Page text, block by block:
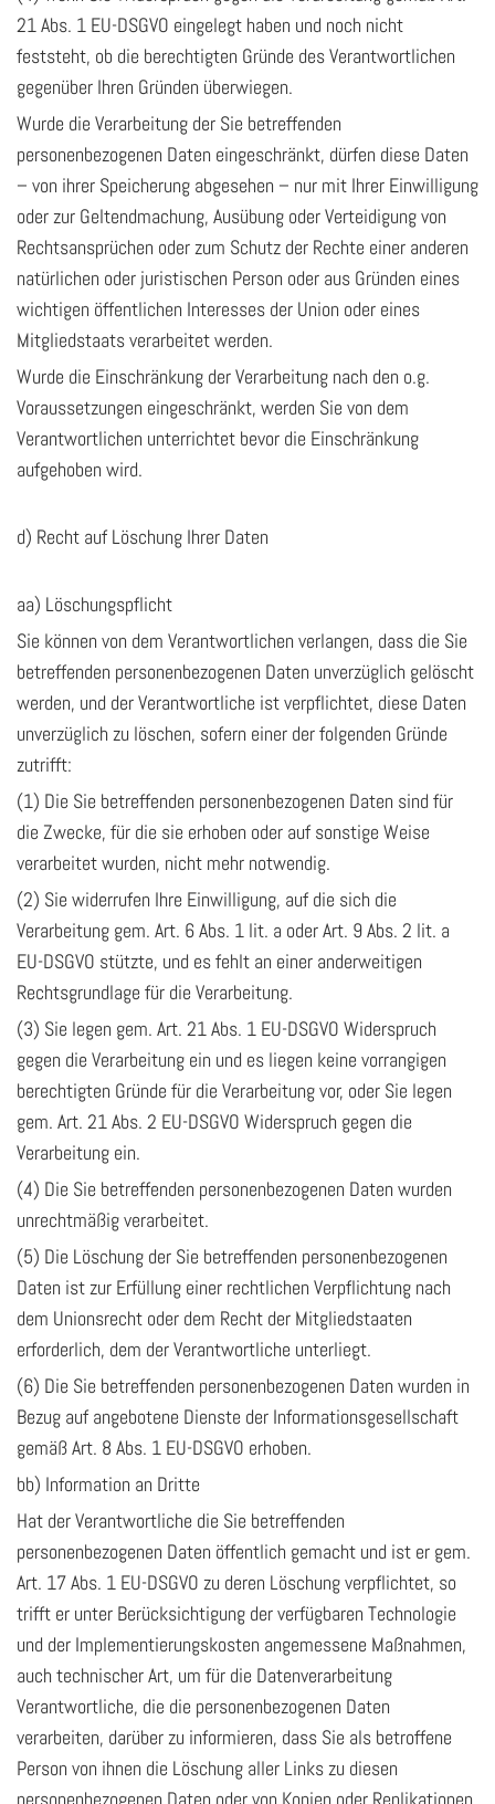
21 Abs. 1 EU-DSGVO eingelegt haben und noch nicht
feststeht, ob die berechtigten Gründe des Verantwortlichen
gegenüber Ihren Gründen überwiegen.
Wurde die Verarbeitung der Sie betreffenden
personenbezogenen Daten eingeschränkt, dürfen diese Daten
– von ihrer Speicherung abgesehen – nur mit Ihrer Einwilligung
oder zur Geltendmachung, Ausübung oder Verteidigung von
Rechtsansprüchen oder zum Schutz der Rechte einer anderen
natürlichen oder juristischen Person oder aus Gründen eines
wichtigen öffentlichen Interesses der Union oder eines
Mitgliedstaats verarbeitet werden.
Wurde die Einschränkung der Verarbeitung nach den o.g.
Voraussetzungen eingeschränkt, werden Sie von dem
Verantwortlichen unterrichtet bevor die Einschränkung
aufgehoben wird.
d) Recht auf Löschung Ihrer Daten
aa) Löschungspflicht
Sie können von dem Verantwortlichen verlangen, dass die Sie
betreffenden personenbezogenen Daten unverzüglich gelöscht
werden, und der Verantwortliche ist verpflichtet, diese Daten
unverzüglich zu löschen, sofern einer der folgenden Gründe
zutrifft:
(1) Die Sie betreffenden personenbezogenen Daten sind für
die Zwecke, für die sie erhoben oder auf sonstige Weise
verarbeitet wurden, nicht mehr notwendig.
(2) Sie widerrufen Ihre Einwilligung, auf die sich die
Verarbeitung gem. Art. 6 Abs. 1 lit. a oder Art. 9 Abs. 2 lit. a
EU-DSGVO stützte, und es fehlt an einer anderweitigen
Rechtsgrundlage für die Verarbeitung.
(3) Sie legen gem. Art. 21 Abs. 1 EU-DSGVO Widerspruch
gegen die Verarbeitung ein und es liegen keine vorrangigen
berechtigten Gründe für die Verarbeitung vor, oder Sie legen
gem. Art. 21 Abs. 2 EU-DSGVO Widerspruch gegen die
Verarbeitung ein.
(4) Die Sie betreffenden personenbezogenen Daten wurden
unrechtmäßig verarbeitet.
(5) Die Löschung der Sie betreffenden personenbezogenen
Daten ist zur Erfüllung einer rechtlichen Verpflichtung nach
dem Unionsrecht oder dem Recht der Mitgliedstaaten
erforderlich, dem der Verantwortliche unterliegt.
(6) Die Sie betreffenden personenbezogenen Daten wurden in
Bezug auf angebotene Dienste der Informationsgesellschaft
gemäß Art. 8 Abs. 1 EU-DSGVO erhoben.
bb) Information an Dritte
Hat der Verantwortliche die Sie betreffenden
personenbezogenen Daten öffentlich gemacht und ist er gem.
Art. 17 Abs. 1 EU-DSGVO zu deren Löschung verpflichtet, so
trifft er unter Berücksichtigung der verfügbaren Technologie
und der Implementierungskosten angemessene Maßnahmen,
auch technischer Art, um für die Datenverarbeitung
Verantwortliche, die die personenbezogenen Daten
verarbeiten, darüber zu informieren, dass Sie als betroffene
Person von ihnen die Löschung aller Links zu diesen